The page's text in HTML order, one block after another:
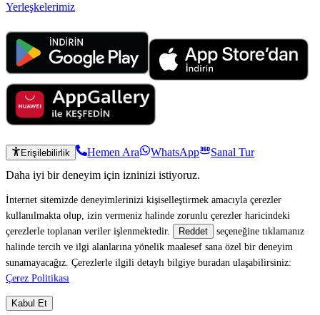
Yerleşkelerimiz
Erişilebilirlik Hemen Ara WhatsApp
Sanal Tur
Daha iyi bir deneyim için izninizi istiyoruz.
İnternet sitemizde deneyimlerinizi kişiselleştirmek amacıyla çerezler
kullanılmakta olup, izin vermeniz halinde zorunlu çerezler haricindeki
çerezlerle toplanan veriler işlenmektedir.
Reddet
seçeneğine tıklamanız
halinde tercih ve ilgi alanlarına yönelik maalesef sana özel bir deneyim
sunamayacağız. Çerezlerle ilgili detaylı bilgiye buradan ulaşabilirsiniz:
Çerez Politikası
Kabul Et